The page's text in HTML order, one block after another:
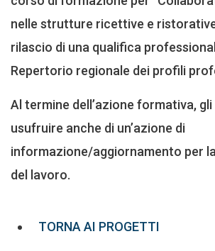
nelle strutture ricettive e
rilascio di una qualifica
Repertorio regionale dei profili
Al termine dell’azione formativa,
usufruire anche di un’azione di
informazione/aggiornamento per
del lavoro.
TORNA AI PROGETTI